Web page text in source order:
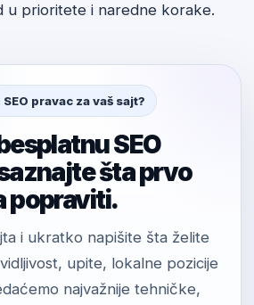
u prioritete i naredne korake.
pravac za vaš sajt?
SEO
šta prvo
popraviti.
i ukratko napišite šta želite
upite, lokalne pozicije
najvažnije tehničke,